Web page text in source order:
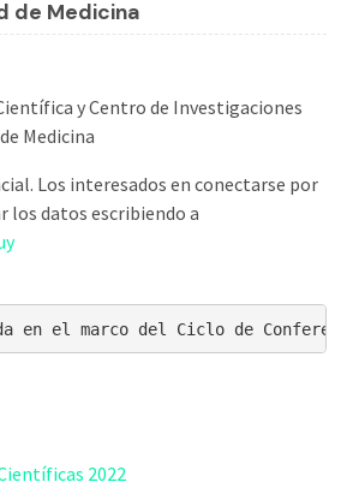
de Medicina
y Centro de Investigaciones
Medicina
Los interesados en conectarse por
los datos escribiendo a
en el marco del Ciclo de
2022